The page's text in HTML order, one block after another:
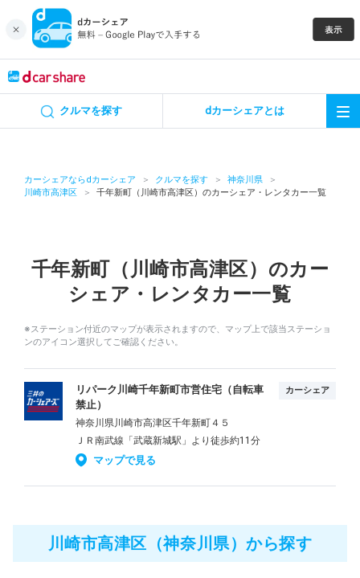
クルマを探す dカーシェアとは
カーシェアならdカーシェア クルマを探す
神奈川県
川崎市高津区
千年新町（川崎市高津区）のカーシェア・レンタカー一覧
千年新町（川崎市高津区）のカー
シェア・レンタカー一覧
※ステーション付近のマップが表示されますので、マップ上で該当ステーショ
ンのアイコン選択してご確認ください。
リパーク川崎千年新町市営住宅（自転車
禁止）
カーシェア
神奈川県川崎市高津区千年新町４５
ＪＲ南武線「武蔵新城駅」より徒歩約11分
マップで見る
川崎市高津区（神奈川県）から探す
カーシェア
特集
アプリの使い方